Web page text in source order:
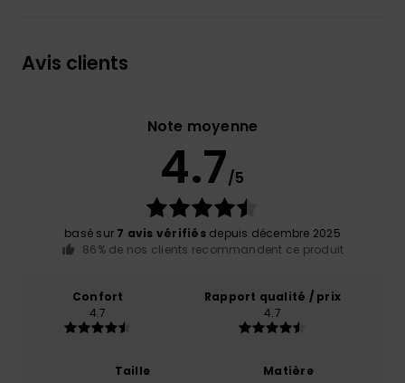
Avis clients
Note moyenne
4.7/5
basé sur 7 avis vérifiésdepuis décembre 2025
86% de nos clients recommandent ce produit
Confort
4.7
Rapport qualité / prix
4.7
Taille
Matière